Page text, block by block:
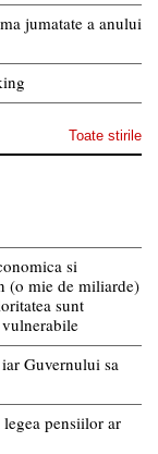
jumatate a anului
Toate stirile
si
(o mie de miliarde)
sunt
Guvernului sa
pensiilor ar